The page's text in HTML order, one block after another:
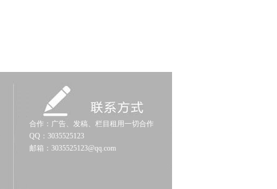
合作：广告、发稿、栏目租用一切合作
QQ：3035525123
邮箱：3035525123@qq.com